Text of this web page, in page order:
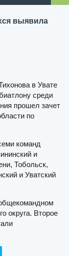
выявила
в Увате
среди
прошел зачет
по
команд
и
Тобольск,
и Уватский
округа. Второе